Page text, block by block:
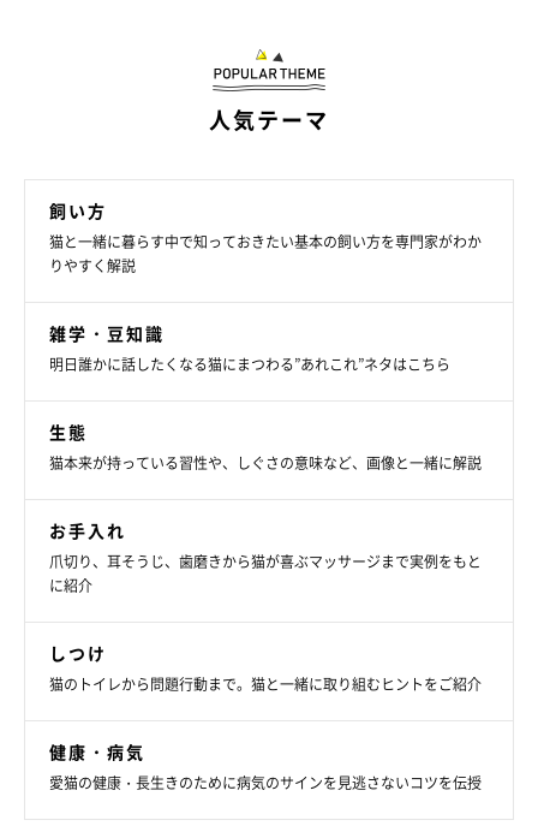
人気テーマ
飼い方
猫と一緒に暮らす中で知っておきたい基本の飼い方を専門家がわか
りやすく解説
雑学・豆知識
明日誰かに話したくなる猫にまつわる”あれこれ”ネタはこちら
生態
猫本来が持っている習性や、しぐさの意味など、画像と一緒に解説
お手入れ
爪切り、耳そうじ、歯磨きから猫が喜ぶマッサージまで実例をもと
に紹介
しつけ
猫のトイレから問題行動まで。猫と一緒に取り組むヒントをご紹介
健康・病気
愛猫の健康・長生きのために病気のサインを見逃さないコツを伝授